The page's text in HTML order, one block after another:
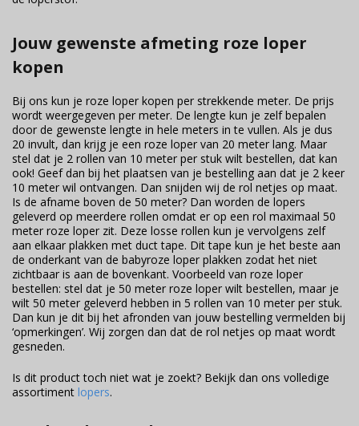
Jouw gewenste afmeting roze loper
kopen
Bij ons kun je roze loper kopen per strekkende meter. De prijs
wordt weergegeven per meter. De lengte kun je zelf bepalen
door de gewenste lengte in hele meters in te vullen. Als je dus
20 invult, dan krijg je een roze loper van 20 meter lang. Maar
stel dat je 2 rollen van 10 meter per stuk wilt bestellen, dat kan
ook! Geef dan bij het plaatsen van je bestelling aan dat je 2 keer
10 meter wil ontvangen. Dan snijden wij de rol netjes op maat.
Is de afname boven de 50 meter? Dan worden de lopers
geleverd op meerdere rollen omdat er op een rol maximaal 50
meter roze loper zit. Deze losse rollen kun je vervolgens zelf
aan elkaar plakken met duct tape. Dit tape kun je het beste aan
de onderkant van de babyroze loper plakken zodat het niet
zichtbaar is aan de bovenkant. Voorbeeld van roze loper
bestellen: stel dat je 50 meter roze loper wilt bestellen, maar je
wilt 50 meter geleverd hebben in 5 rollen van 10 meter per stuk.
Dan kun je dit bij het afronden van jouw bestelling vermelden bij
‘opmerkingen’. Wij zorgen dan dat de rol netjes op maat wordt
gesneden.
Is dit product toch niet wat je zoekt? Bekijk dan ons volledige
assortiment lopers.